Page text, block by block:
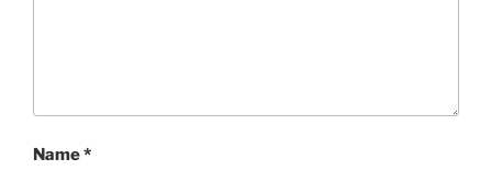
Name*